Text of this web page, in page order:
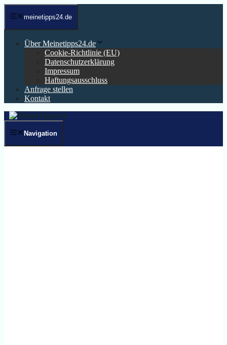
Zum
Inhalt meinetipps24.de
Über Meinetipps24.de
Cookie-Richtlinie (EU)
Datenschutzerklärung
Impressum
Haftungsausschluss
Anfrage stellen
Kontakt
Navigation